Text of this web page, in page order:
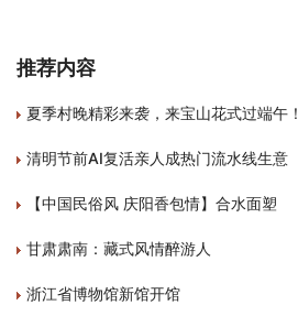
推荐内容
夏季村晚精彩来袭，来宝山花式过端午！
清明节前AI复活亲人成热门流水线生意
【中国民俗风 庆阳香包情】合水面塑
甘肃肃南：藏式风情醉游人
浙江省博物馆新馆开馆